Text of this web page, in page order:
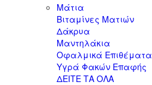
Μάτια
Βιταμίνες Ματιών
Δάκρυα
Μαντηλάκια
Οφαλμικά Επιθέματα
Υγρά Φακών Επαφής
ΔΕΙΤΕ ΤΑ ΟΛΑ